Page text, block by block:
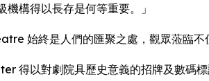
構得以長存是何等重要。」
始終是人們的匯聚之處，觀眾蒞臨不
以對劇院具歷史意義的招牌及數碼